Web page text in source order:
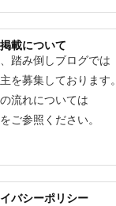
載について
踏み倒しブログでは
を募集しております。
流れについては
ご参照ください。
バシーポリシー